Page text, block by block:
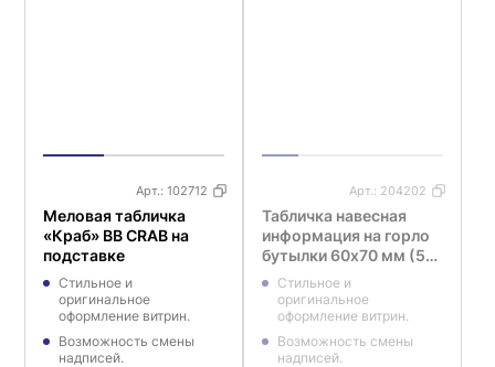
Арт.: 102712
Меловая табличка
«Краб» BB CRAB на
подставке
Стильное и
оригинальное
оформление витрин.
Возможность смены
надписей.
Арт.: 204202
Табличка навесная
информация на горло
бутылки 60х70 мм (5
шт. в упаковке)
Стильное и
оригинальное
оформление витрин.
Возможность смены
надписей.